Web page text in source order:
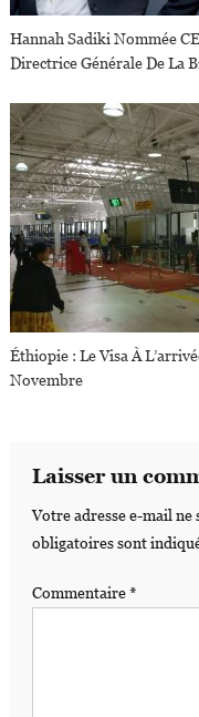
Hannah Sadiki Nommée
Directrice Générale De La
Éthiopie : Le Visa À
Novembre
Laisser un
Votre adresse e-mail ne
obligatoires sont
Commentaire*